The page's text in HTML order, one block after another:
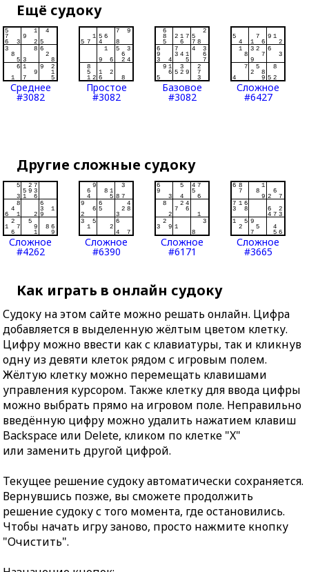
Ещё судоку
Среднее
#3082
Простое
#3082
Базовое
#3082
Сложное
#6427
Другие сложные судоку
Сложное
#4262
Сложное
#6390
Сложное
#6171
Сложное
#3665
Как играть в онлайн судоку
Судоку на этом сайте можно решать онлайн. Цифра
добавляется в выделенную жёлтым цветом клетку.
Цифру можно ввести как с клавиатуры, так и кликнув
одну из девяти клеток рядом с игровым полем.
Жёлтую клетку можно перемещать клавишами
управления курсором. Также клетку для ввода цифры
можно выбрать прямо на игровом поле. Неправильно
введённую цифру можно удалить нажатием клавиш
Backspace или Delete, кликом по клетке "X"
или заменить другой цифрой.
Текущее решение судоку автоматически сохраняется.
Вернувшись позже, вы сможете продолжить
решение судоку с того момента, где остановились.
Чтобы начать игру заново, просто нажмите кнопку
"Очистить".